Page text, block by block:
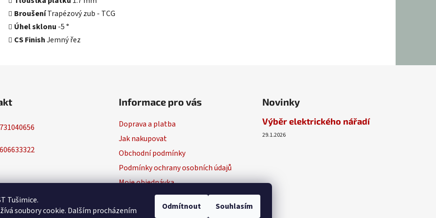
Tušimice.
soubory cookie. Dalším procházením
Odmítnout Souhlasím
BroušeníTrapézový zub - TCG
Úhel sklonu -5 °
CS FinishJemný řez
731040656
606633322
Informace pro vás
Doprava a platba
Jak nakupovat
Obchodní podmínky
Podmínky ochrany osobních údajů
Moje objednávka
Novinky
Výběr elektrického nářadí
29.1.2026